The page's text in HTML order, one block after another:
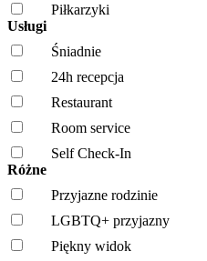
Piłkarzyki
Usługi
Śniadnie
24h recepcja
Restaurant
Room service
Self Check-In
Różne
Przyjazne rodzinie
LGBTQ+ przyjazny
Piękny widok